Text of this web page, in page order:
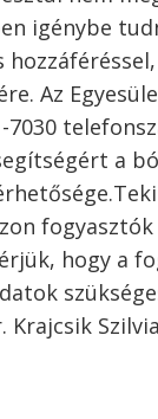
igénybe
Az
7030
a
hogy a